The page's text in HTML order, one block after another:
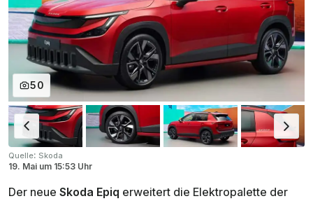
50
Quelle: Skoda
19. Mai um 15:53 Uhr
Der neue Skoda Epiq erweitert die Elektropalette der